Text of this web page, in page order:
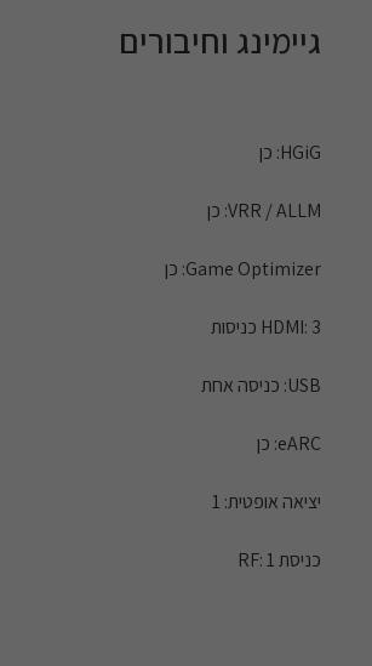
גיימינג וחיבורים
HGiG: כן
VRR / ALLM: כן
Game Optimizer: כן
HDMI: 3 כניסות
USB: כניסה אחת
eARC: כן
יציאה אופטית: 1
כניסת RF: 1